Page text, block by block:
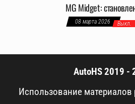
MG Midget:
08 марта 2026 Выкл.
AutoHS 2019 -
Использование материалов